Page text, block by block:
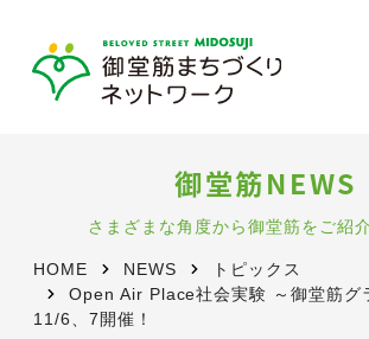
御堂筋NEWS
さまざまな角度から御堂筋をご紹
HOME NEWS
トピックス
Open Air Place社会実験 ～御堂筋グ
11/6、7開催！